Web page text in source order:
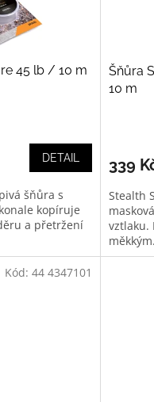
45 lb / 10 m
DETAIL
šňůra s
kopíruje
a přetržení
Šňůra
10 m
339
Stealth
vztlaku.
Kód: 44 4347101